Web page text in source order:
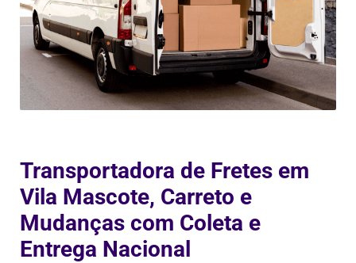
Transportadora de Fretes em
Vila Mascote, Carreto e
Mudanças com Coleta e
Entrega Nacional